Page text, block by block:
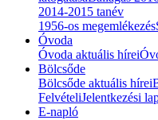
2014-2015 tanév
1956-os megemlékezés
Óvoda
Óvoda aktuális hírei
Bölcsőde
Bölcsőde aktuális hírei
FelvételiJelentkezési
E-napló